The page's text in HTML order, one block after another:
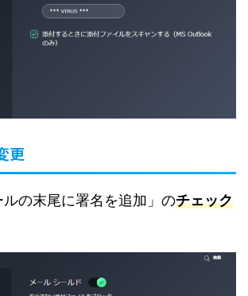
更
ルの末尾に署名を追加」のチェック